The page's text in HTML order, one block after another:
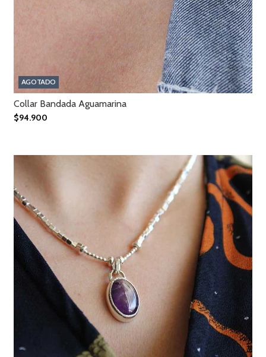
AGOTADO
Collar Bandada Aguamarina
$94.900